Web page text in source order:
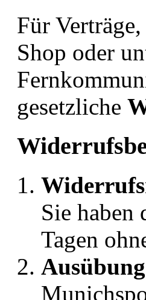
Für
Shop oder
gesetzliche
Sie haben
Tagen